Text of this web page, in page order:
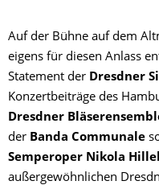
Auf der Bühne auf dem
eigens für diesen Anlass
Statement der Dresdner
Konzertbeiträge des
Dresdner
der Banda Communale
Semperoper Nikola
außergewöhnlichen